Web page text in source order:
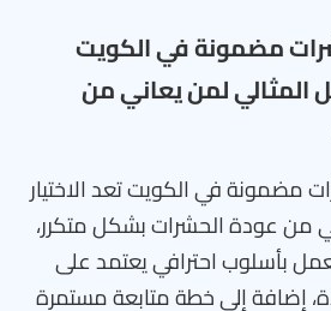
مضمونة في الكويت
المثالي لمن يعاني من
في الكويت تعد الاختيار
من عودة الحشرات بشكل متكرر،
بأسلوب احترافي يعتمد على
إضافة إلى خطة متابعة مستمرة